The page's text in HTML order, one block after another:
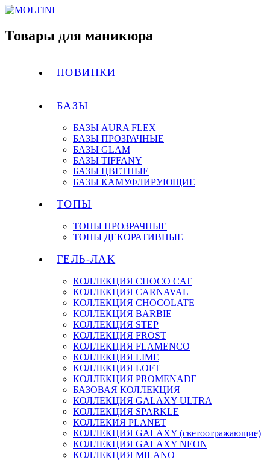
Товары для маникюра
НОВИНКИ
БАЗЫ
БАЗЫ AURA FLEX
БАЗЫ ПРОЗРАЧНЫЕ
БАЗЫ GLAM
БАЗЫ TIFFANY
БАЗЫ ЦВЕТНЫЕ
БАЗЫ КАМУФЛИРУЮЩИЕ
ТОПЫ
ТОПЫ ПРОЗРАЧНЫЕ
ТОПЫ ДЕКОРАТИВНЫЕ
ГЕЛЬ-ЛАК
КОЛЛЕКЦИЯ CHOCO CAT
КОЛЛЕКЦИЯ CARNAVAL
КОЛЛЕКЦИЯ CHOCOLATE
КОЛЛЕКЦИЯ BARBIE
КОЛЛЕКЦИЯ STEP
КОЛЛЕКЦИЯ FROST
КОЛЛЕКЦИЯ FLAMENCO
КОЛЛЕКЦИЯ LIME
КОЛЛЕКЦИЯ LOFT
КОЛЛЕКЦИЯ PROMENADE
БАЗОВАЯ КОЛЛЕКЦИЯ
КОЛЛЕКЦИЯ GALAXY ULTRA
КОЛЛЕКЦИЯ SPARKLE
КОЛЛЕКИЯ PLANET
КОЛЛЕКЦИЯ GALAXY (светоотражающие)
КОЛЛЕКЦИЯ GALAXY NEON
КОЛЛЕКЦИЯ MILANO